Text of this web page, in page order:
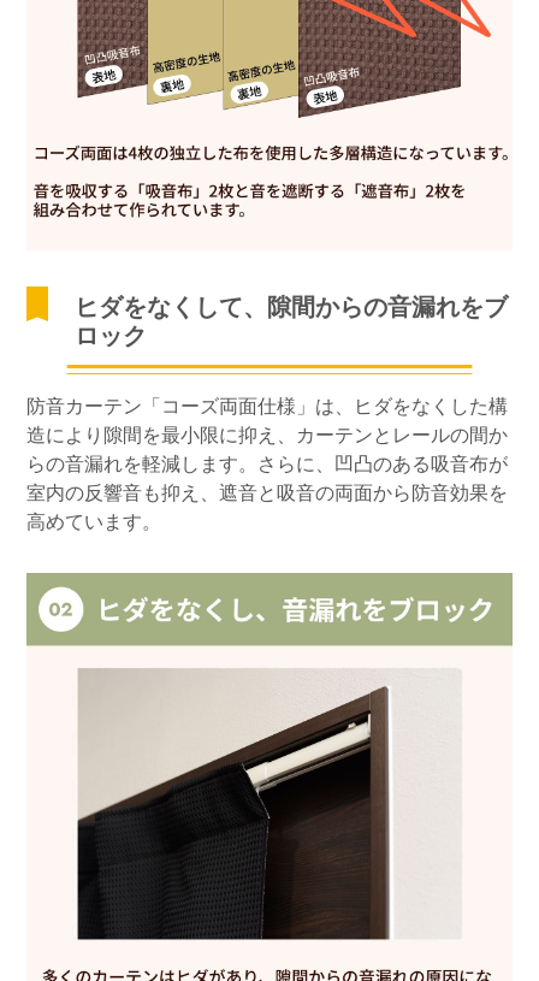
ヒダをなくして、隙間からの音漏れをブ
ロック
防音カーテン「コーズ両面仕様」は、ヒダをなくした構
造により隙間を最小限に抑え、カーテンとレールの間か
らの音漏れを軽減します。さらに、凹凸のある吸音布が
室内の反響音も抑え、遮音と吸音の両面から防音効果を
高めています。